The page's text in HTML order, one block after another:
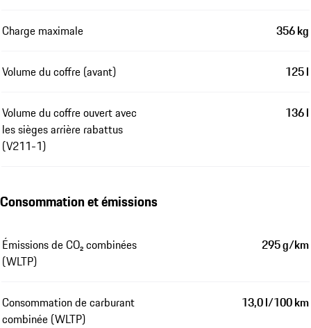
Charge maximale 356 kg
Volume du coffre (avant) 125 l
Volume du coffre ouvert avec
les sièges arrière rabattus
(V211-1)
136 l
Consommation et émissions
Émissions de CO₂ combinées
(WLTP)
295 g/km
Consommation de carburant
combinée (WLTP)
13,0 l/100 km